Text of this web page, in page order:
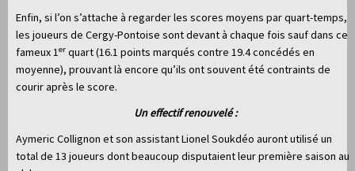
Enfin, si l’on s’attache à regarder les scores moyens par quart-temps,
les joueurs de Cergy-Pontoise sont devant à chaque fois sauf dans ce
fameux 1er quart (16.1 points marqués contre 19.4 concédés en
moyenne), prouvant là encore qu’ils ont souvent été contraints de
courir après le score.
Un effectif renouvelé :
Aymeric Collignon et son assistant Lionel Soukdéo auront utilisé un
total de 13 joueurs dont beaucoup disputaient leur première saison au